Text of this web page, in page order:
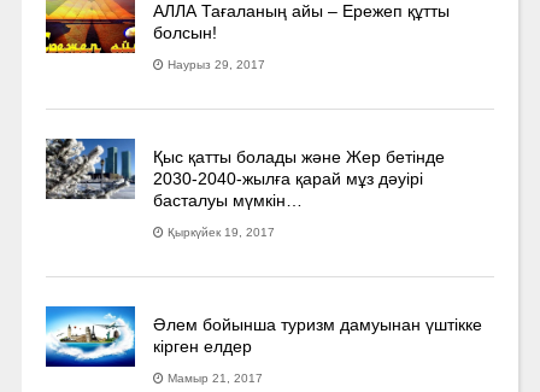
АЛЛА Тағаланың айы – Ережеп құтты
болсын!
Наурыз 29, 2017
Қыс қатты болады және Жер бетінде
2030-2040­-жылға қарай мұз дәуірі
басталуы мүмкін…
Қыркүйек 19, 2017
Әлем бойынша туризм дамуынан үштікке
кірген елдер
Мамыр 21, 2017